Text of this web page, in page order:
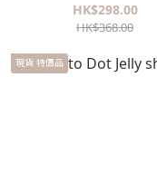
HK$298.00
HK$368.00
現貨 特價品